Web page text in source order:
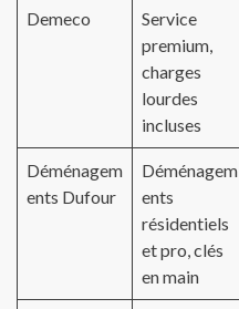
Demeco
Service
premium,
charges
lourdes
incluses
Déménagem
ents Dufour
Déménagem
ents
résidentiels
et pro, clés
en main